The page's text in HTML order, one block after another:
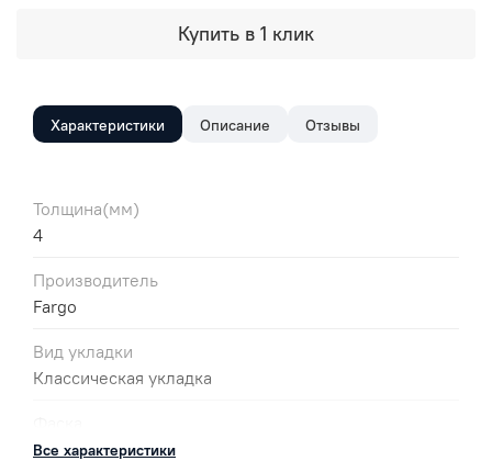
Купить в 1 клик
Характеристики Описание Отзывы
Толщина(мм)
4
Производитель
Fargo
Вид укладки
Классическая укладка
микро
Все характеристики